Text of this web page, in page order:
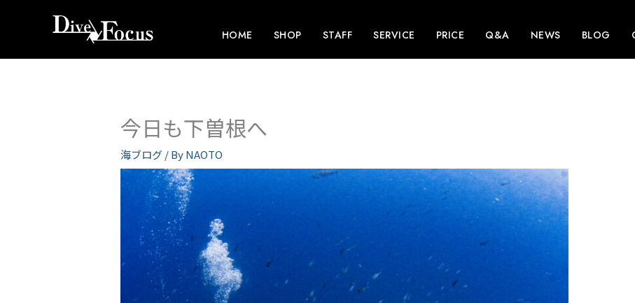
HOME SHOP STAFF SERVICE PRICE Q&A NEWS BLOG
今日も下曽根へ
海ブログ/ ByNAOTO